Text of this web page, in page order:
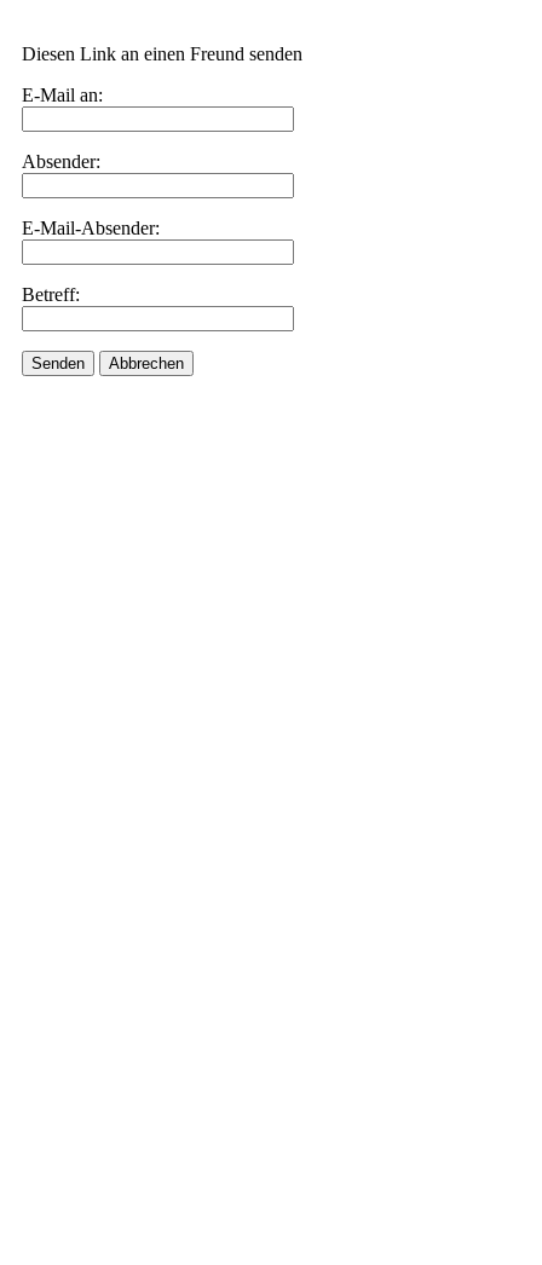
Diesen Link an einen Freund senden
E-Mail an:
Absender:
E-Mail-Absender:
Betreff:
Senden Abbrechen